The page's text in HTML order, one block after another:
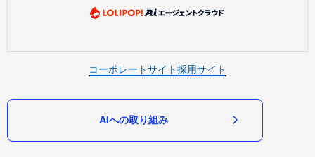
コーポレートサイト採用サイト
AIへの取り組み